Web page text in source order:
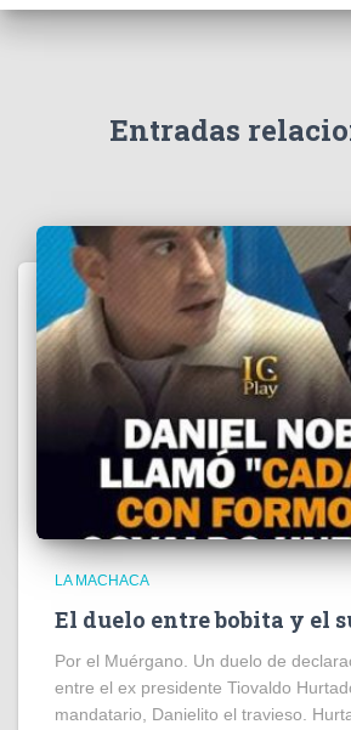
e
Entradas
LA MACHACA
El duelo entre bobita y el
Por el Muérgano. Un duelo de
entre el ex presidente Tiovaldo
mandatario, Danielito el travieso.